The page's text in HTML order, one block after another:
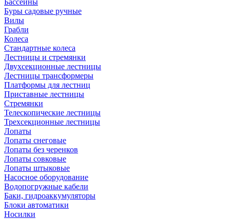
Бассейны
Буры садовые ручные
Вилы
Грабли
Колеса
Стандартные колеса
Лестницы и стремянки
Двухсекционные лестницы
Лестницы трансформеры
Платформы для лестниц
Приставные лестницы
Стремянки
Телескопические лестницы
Трехсекционные лестницы
Лопаты
Лопаты снеговые
Лопаты без черенков
Лопаты совковые
Лопаты штыковые
Насосное оборудование
Водопогружные кабели
Баки, гидроаккумуляторы
Блоки автоматики
Носилки